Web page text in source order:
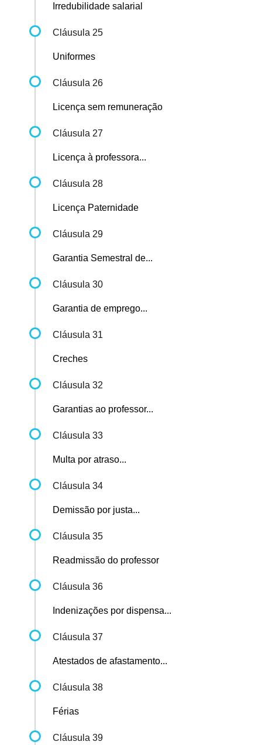
Irredubilidade salarial
Cláusula 25
Uniformes
Cláusula 26
Licença sem remuneração
Cláusula 27
Licença à professora...
Cláusula 28
Licença Paternidade
Cláusula 29
Garantia Semestral de...
Cláusula 30
Garantia de emprego...
Cláusula 31
Creches
Cláusula 32
Garantias ao professor...
Cláusula 33
Multa por atraso...
Cláusula 34
Demissão por justa...
Cláusula 35
Readmissão do professor
Cláusula 36
Indenizações por dispensa...
Cláusula 37
Atestados de afastamento...
Cláusula 38
Férias
Cláusula 39